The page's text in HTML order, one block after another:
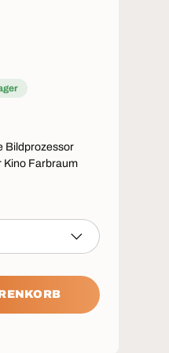
Bildprozessor
Kino Farbraum